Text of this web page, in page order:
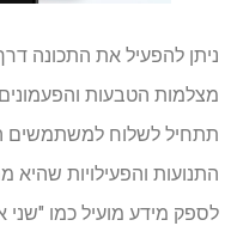
ניתן להפעיל את התכונה
מצלמות הטבעות
תתחיל לשלוח למשתמשים
התנועות והפעילויות שהיא
לספק מידע מועיל כמו "שני